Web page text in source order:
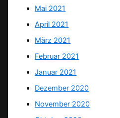
Mai 2021
April 2021
März 2021
Februar 2021
Januar 2021
Dezember 2020
November 2020